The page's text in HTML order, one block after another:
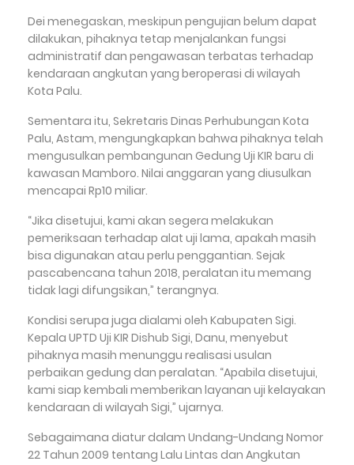
Dei menegaskan, meskipun pengujian belum dapat
dilakukan, pihaknya tetap menjalankan fungsi
administratif dan pengawasan terbatas terhadap
kendaraan angkutan yang beroperasi di wilayah
Kota Palu.
Sementara itu, Sekretaris Dinas Perhubungan Kota
Palu, Astam, mengungkapkan bahwa pihaknya telah
mengusulkan pembangunan Gedung Uji KIR baru di
kawasan Mamboro. Nilai anggaran yang diusulkan
mencapai Rp10 miliar.
“Jika disetujui, kami akan segera melakukan
pemeriksaan terhadap alat uji lama, apakah masih
bisa digunakan atau perlu penggantian. Sejak
pascabencana tahun 2018, peralatan itu memang
tidak lagi difungsikan,” terangnya.
Kondisi serupa juga dialami oleh Kabupaten Sigi.
Kepala UPTD Uji KIR Dishub Sigi, Danu, menyebut
pihaknya masih menunggu realisasi usulan
perbaikan gedung dan peralatan. “Apabila disetujui,
kami siap kembali memberikan layanan uji kelayakan
kendaraan di wilayah Sigi,” ujarnya.
Sebagaimana diatur dalam Undang-Undang Nomor
22 Tahun 2009 tentang Lalu Lintas dan Angkutan